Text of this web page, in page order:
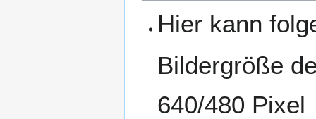
Hier kann
Bildergröße
640/480 Pixel